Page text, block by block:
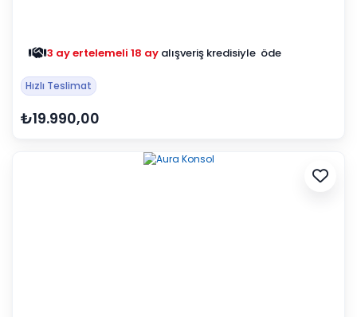
3 ay ertelemeli 18 ay alışveriş kredisiyle öde
Hızlı Teslimat
₺19.990,00